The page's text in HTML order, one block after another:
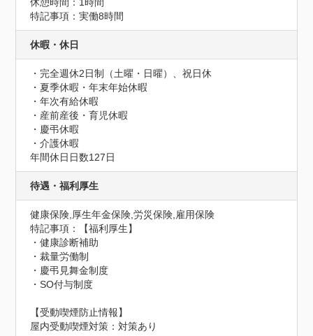
特記事項：実働8時間
休暇・休日
・完全週休2日制（土曜・日曜）、祝日休
・夏季休暇・年末年始休暇
・年次有給休暇
・産前産後・育児休暇
・慶弔休暇
・介護休暇
年間休日日数127日
待遇・福利厚生
健康保険,厚生年金保険,労災保険,雇用保険
特記事項：【福利厚生】
・健康診断補助
・裁量労働制
・慶弔見舞金制度
・SO付与制度
【受動喫煙防止情報】
屋内受動喫煙対策：対策あり